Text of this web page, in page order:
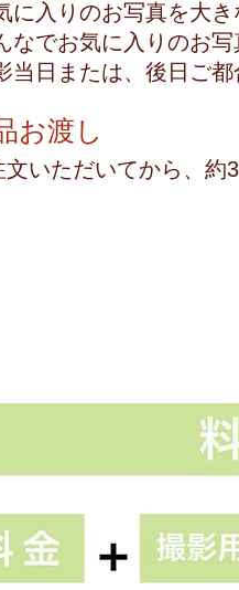
に入りのお写真を大
なでお気に入りのお写
当日または、後日ご
お渡し
文いただいてから、約